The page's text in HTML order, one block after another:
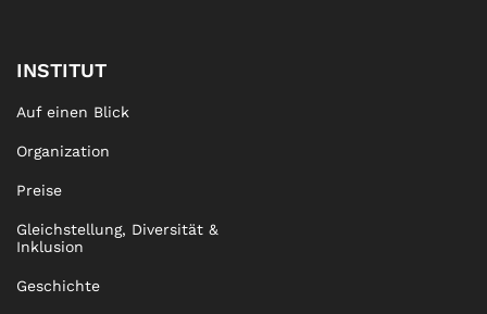
INSTITUT
Auf einen Blick
Organization
Preise
Gleichstellung, Diversität &
Inklusion
Geschichte